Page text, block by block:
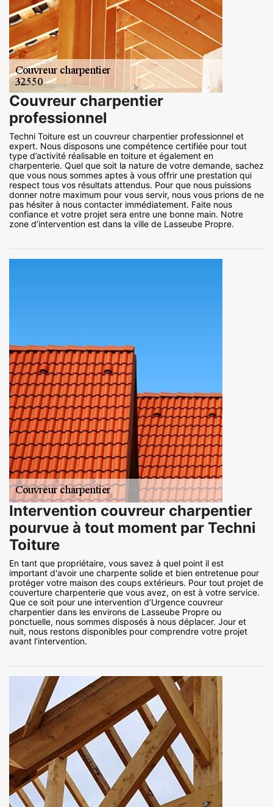
Couvreur charpentier
professionnel
Techni Toiture est un couvreur charpentier professionnel et
expert. Nous disposons une compétence certifiée pour tout
type d’activité réalisable en toiture et également en
charpenterie. Quel que soit la nature de votre demande, sachez
que vous nous sommes aptes à vous offrir une prestation qui
respect tous vos résultats attendus. Pour que nous puissions
donner notre maximum pour vous servir, nous vous prions de ne
pas hésiter à nous contacter immédiatement. Faite nous
confiance et votre projet sera entre une bonne main. Notre
zone d’intervention est dans la ville de Lasseube Propre.
Intervention couvreur charpentier
pourvue à tout moment par Techni
Toiture
En tant que propriétaire, vous savez à quel point il est
important d'avoir une charpente solide et bien entretenue pour
protéger votre maison des coups extérieurs. Pour tout projet de
couverture charpenterie que vous avez, on est à votre service.
Que ce soit pour une intervention d’Urgence couvreur
charpentier dans les environs de Lasseube Propre ou
ponctuelle, nous sommes disposés à nous déplacer. Jour et
nuit, nous restons disponibles pour comprendre votre projet
avant l’intervention.